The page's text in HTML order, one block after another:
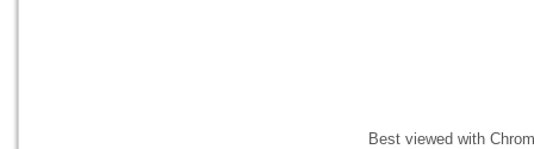
Best viewed with